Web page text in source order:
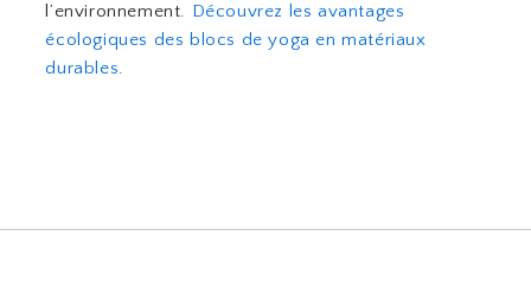
l’environnement. Découvrez les avantages
écologiques des blocs de yoga en matériaux
durables.